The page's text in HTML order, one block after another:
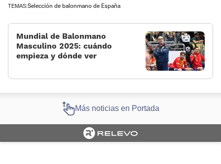
TEMAS:Selección de balonmano de España
Mundial de Balonmano
Masculino 2025: cuándo
empieza y dónde ver
Más noticias en Portada